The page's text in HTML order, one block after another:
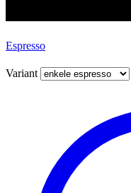
Espresso
Variant